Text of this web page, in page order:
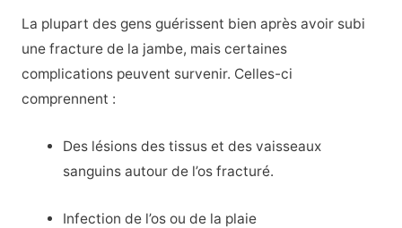
La plupart des gens guérissent bien après avoir subi
une fracture de la jambe, mais certaines
complications peuvent survenir. Celles-ci
comprennent :
Des lésions des tissus et des vaisseaux
sanguins autour de l’os fracturé.
Infection de l’os ou de la plaie